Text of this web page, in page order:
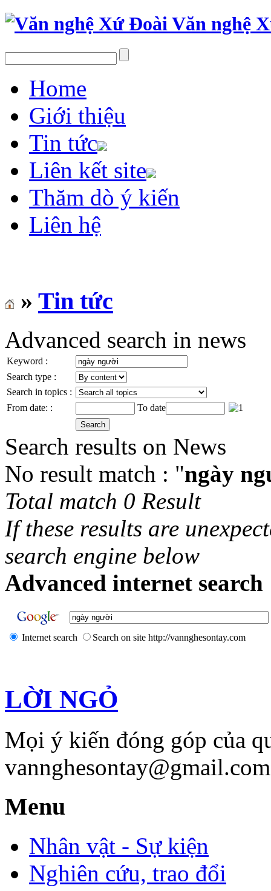
Văn nghệ
Home
Giới thiệu
Tin tức
Liên kết site
Thăm dò ý kiến
Liên hệ
» Tin tức
Advanced search in news
Keyword :
Search type :
Search in topics :
From date: :
To date
Search results on News
No result match : "ngày
Total match 0 Result
If these results are
search engine below
Advanced internet search
Internet search Search on site http://vannghesontay.com
LỜI NGỎ
Mọi ý kiến đóng góp của
Menu
Nhân vật - Sự kiện
Nghiên cứu, trao đổi